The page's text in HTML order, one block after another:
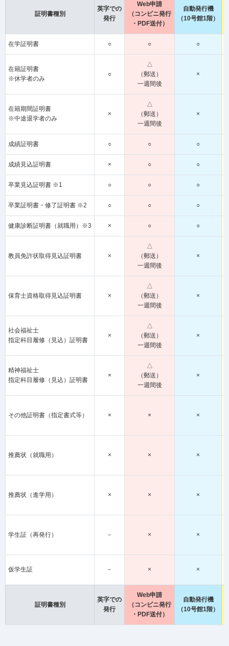
証明書種別
英字での
発行
Web申請
（コンビニ発行
・PDF送付）
自動発行機
（10号館1階）
在学証明書 ○ ○ ○
在籍証明書
※休学者のみ
○
△
（郵送）
一週間後
×
在籍期間証明書
※中途退学者のみ
×
△
（郵送）
一週間後
×
成績証明書 ○ ○ ○
成績見込証明書 × ○ ○
卒業見込証明書 ※1 ○ ○ ○
卒業証明書・修了証明書 ※2 ○ ○ ○
健康診断証明書（就職用）※3 × ○ ○
教員免許状取得見込証明書 ×
△
（郵送）
一週間後
×
保育士資格取得見込証明書 ×
△
（郵送）
一週間後
×
社会福祉士
指定科目履修（見込）証明書
×
△
（郵送）
一週間後
×
精神福祉士
指定科目履修（見込）証明書
×
△
（郵送）
一週間後
×
その他証明書（指定書式等） × × ×
推薦状（就職用） × × ×
推薦状（進学用） × × ×
学生証（再発行） － × ×
仮学生証 － × ×
証明書種別
英字での
発行
Web申請
（コンビニ発行
・PDF送付）
自動発行機
（10号館1階）